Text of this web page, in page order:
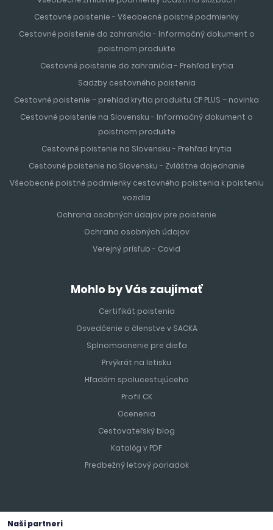
Cestovné poistenie - Všeobecné poistné podmienky
Cestovné poistenie do zahraničia - Informačný dokument o
poistnom produkte
Cestovné poistenie do zahraničia - Prehľad krytia
Sadzby cestovného poistenia
Cestovné poistenie – prehlad krytia produktu CP PLUS – novinka
Cestovné poistenie na Slovensku - Informačný dokument o
poistnom produkte
Cestovné poistenie na Slovensku - Prehľad krytia
Cestovné poistenie na Slovensku - Zvláštne dojednanie
Všeobecné poistné podmienky cestovného poistenia k poisteniu
vozidla
Ochrana osobných údajov pre poistenie
Ochrana osobných údajov
Verejný prísľub - Covid
Mohlo by Vás zaujímať
Certifikát poistenia
Osvedčenie o členstve v SACKA
Splnomocnenie pre dieťa
Prvýkrát na letisku
Hľadám spolucestujúceho
Profil CK
Ocenenia
Cestovateľský blog
Katalóg v PDF
Predbežný letový poriadok
Naši partneri